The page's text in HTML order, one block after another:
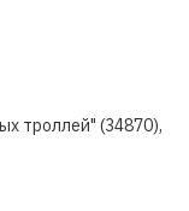
троллей" (34870),